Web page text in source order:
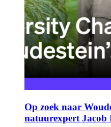
Op zoek naar
natuurexpert Jacob